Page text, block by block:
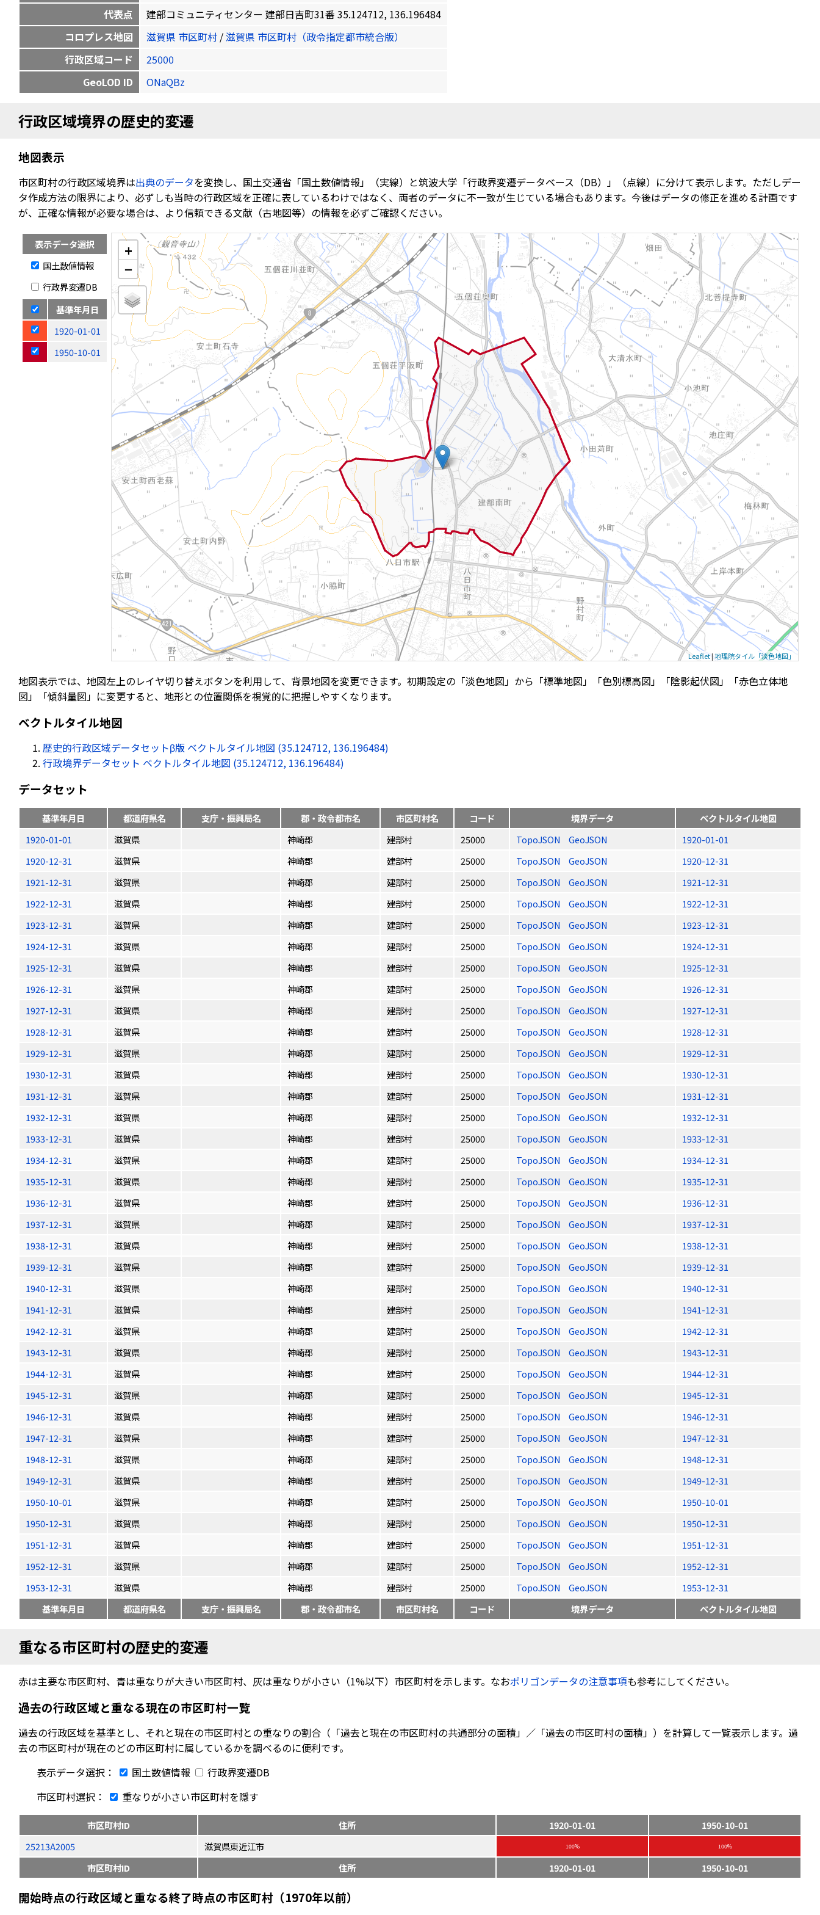
代表点
建部コミュニティセンター 建部日吉町31番 35.124712, 136.196484
コロプレス地図
滋賀県 市区町村 /滋賀県 市区町村（政令指定都市統合版）
行政区域コード
25000
GeoLOD ID
ONaQBz
行政区域境界の歴史的変遷
地図表示
市区町村の行政区域境界は出典のデータを変換し、国土交通省「国土数値情報」（実線）と筑波大学「行政界変遷データベース（DB）」（点線）に分けて表示します。ただしデー
タ作成方法の限界により、必ずしも当時の行政区域を正確に表しているわけではなく、両者のデータに不一致が生じている場合もあります。今後はデータの修正を進める計画です
が、正確な情報が必要な場合は、より信頼できる文献（古地図等）の情報を必ずご確認ください。
表示データ選択
国土数値情報
行政界変遷DB
基準年月日
1920-01-01
1950-10-01
+
−
Leaflet|地理院タイル「淡色地図」
地図表示では、地図左上のレイヤ切り替えボタンを利用して、背景地図を変更できます。初期設定の「淡色地図」から「標準地図」「色別標高図」「陰影起伏図」「赤色立体地
図」「傾斜量図」に変更すると、地形との位置関係を視覚的に把握しやすくなります。
ベクトルタイル地図
歴史的行政区域データセットβ版 ベクトルタイル地図 (35.124712, 136.196484)
行政境界データセット ベクトルタイル地図 (35.124712, 136.196484)
データセット
基準年月日 都道府県名 支庁・振興局名 郡・政令都市名 市区町村名 コード 境界データ
ベクトルタイル地図
1920-01-01
滋賀県 神崎郡 建部村 25000 TopoJSON GeoJSON
1920-01-01
1920-12-31
滋賀県 神崎郡 建部村 25000 TopoJSON GeoJSON
1920-12-31
1921-12-31
滋賀県 神崎郡 建部村 25000 TopoJSON GeoJSON
1921-12-31
1922-12-31
滋賀県 神崎郡 建部村 25000 TopoJSON GeoJSON
1922-12-31
1923-12-31
滋賀県 神崎郡 建部村 25000 TopoJSON GeoJSON
1923-12-31
1924-12-31
滋賀県 神崎郡 建部村 25000 TopoJSON GeoJSON
1924-12-31
1925-12-31
滋賀県 神崎郡 建部村 25000 TopoJSON GeoJSON
1925-12-31
1926-12-31
滋賀県 神崎郡 建部村 25000 TopoJSON GeoJSON
1926-12-31
1927-12-31
滋賀県 神崎郡 建部村 25000 TopoJSON GeoJSON
1927-12-31
1928-12-31
滋賀県 神崎郡 建部村 25000 TopoJSON GeoJSON
1928-12-31
1929-12-31
滋賀県 神崎郡 建部村 25000 TopoJSON GeoJSON
1929-12-31
1930-12-31
滋賀県 神崎郡 建部村 25000 TopoJSON GeoJSON
1930-12-31
1931-12-31
滋賀県 神崎郡 建部村 25000 TopoJSON GeoJSON
1931-12-31
1932-12-31
滋賀県 神崎郡 建部村 25000 TopoJSON GeoJSON
1932-12-31
1933-12-31
滋賀県 神崎郡 建部村 25000 TopoJSON GeoJSON
1933-12-31
1934-12-31
滋賀県 神崎郡 建部村 25000 TopoJSON GeoJSON
1934-12-31
1935-12-31
滋賀県 神崎郡 建部村 25000 TopoJSON GeoJSON
1935-12-31
1936-12-31
滋賀県 神崎郡 建部村 25000 TopoJSON GeoJSON
1936-12-31
1937-12-31
滋賀県 神崎郡 建部村 25000 TopoJSON GeoJSON
1937-12-31
1938-12-31
滋賀県 神崎郡 建部村 25000 TopoJSON GeoJSON
1938-12-31
1939-12-31
滋賀県 神崎郡 建部村 25000 TopoJSON GeoJSON
1939-12-31
1940-12-31
滋賀県 神崎郡 建部村 25000 TopoJSON GeoJSON
1940-12-31
1941-12-31
滋賀県 神崎郡 建部村 25000 TopoJSON GeoJSON
1941-12-31
1942-12-31
滋賀県 神崎郡 建部村 25000 TopoJSON GeoJSON
1942-12-31
1943-12-31
滋賀県 神崎郡 建部村 25000 TopoJSON GeoJSON
1943-12-31
1944-12-31
滋賀県 神崎郡 建部村 25000 TopoJSON GeoJSON
1944-12-31
1945-12-31
滋賀県 神崎郡 建部村 25000 TopoJSON GeoJSON
1945-12-31
1946-12-31
滋賀県 神崎郡 建部村 25000 TopoJSON GeoJSON
1946-12-31
1947-12-31
滋賀県 神崎郡 建部村 25000 TopoJSON GeoJSON
1947-12-31
1948-12-31
滋賀県 神崎郡 建部村 25000 TopoJSON GeoJSON
1948-12-31
1949-12-31
滋賀県 神崎郡 建部村 25000 TopoJSON GeoJSON
1949-12-31
1950-10-01
滋賀県 神崎郡 建部村 25000 TopoJSON GeoJSON
1950-10-01
1950-12-31
滋賀県 神崎郡 建部村 25000 TopoJSON GeoJSON
1950-12-31
1951-12-31
滋賀県 神崎郡 建部村 25000 TopoJSON GeoJSON
1951-12-31
1952-12-31
滋賀県 神崎郡 建部村 25000 TopoJSON GeoJSON
1952-12-31
1953-12-31
滋賀県 神崎郡 建部村 25000 TopoJSON GeoJSON
1953-12-31
基準年月日
都道府県名 支庁・振興局名 郡・政令都市名 市区町村名 コード 境界データ ベクトルタイル地図
重なる市区町村の歴史的変遷
赤は主要な市区町村、青は重なりが大きい市区町村、灰は重なりが小さい（1%以下）市区町村を示します。なおポリゴンデータの注意事項も参考にしてください。
過去の行政区域と重なる現在の市区町村一覧
過去の行政区域を基準とし、それと現在の市区町村との重なりの割合（「過去と現在の市区町村の共通部分の面積」／「過去の市区町村の面積」）を計算して一覧表示します。過
去の市区町村が現在のどの市区町村に属しているかを調べるのに便利です。
表示データ選択：
国土数値情報
行政界変遷DB
市区町村選択：
重なりが小さい市区町村を隱す
市区町村ID 住所 1920-01-01
1950-10-01
25213A2005
滋賀県東近江市 100% 100%
市区町村ID 住所 1920-01-01 1950-10-01
開始時点の行政区域と重なる終了時点の市区町村（1970年以前）